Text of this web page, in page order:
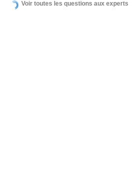
Voir toutes les questions aux experts